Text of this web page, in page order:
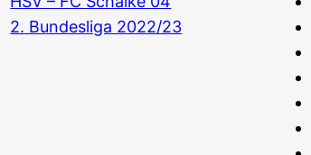
2. Bundesliga 2022/23